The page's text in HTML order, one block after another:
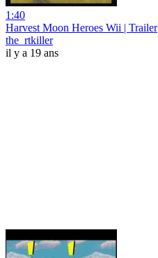
1:40
Harvest Moon Heroes Wii | Trailer
the_rtkiller
il y a 19 ans